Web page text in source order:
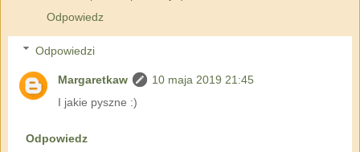
Odpowiedz
Odpowiedzi
Margaretkaw
10 maja 2019 21:45
I jakie pyszne :)
Odpowiedz